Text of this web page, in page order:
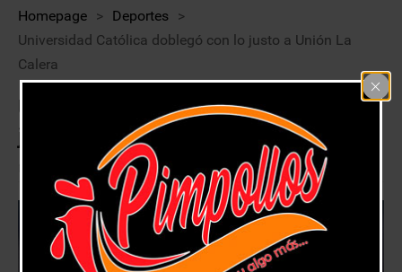
Homepage > Deportes >
Universidad Católica doblegó con lo justo a Unión La
Calera
Universidad Católica doblegó con lo
justo a Unión La Calera
24 febrero, 2018 Deportes